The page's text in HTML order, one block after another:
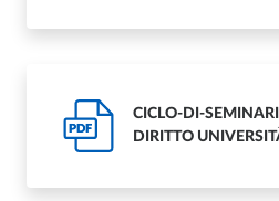
PDF
CICLO-DI-
DIRITTO